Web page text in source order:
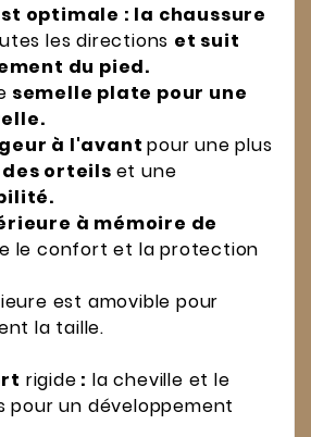
optimale : la chaussure
les directions et suit
du pied.
semelle plate pour une
à l'avantpour une plus
orteils et une
à mémoire de
le confort et la protection
est amovible pour
la taille.
rigide : la cheville et le
pour un développement